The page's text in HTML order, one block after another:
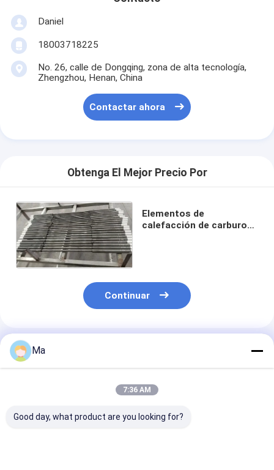
Daniel
18003718225
No. 26, calle de Dongqing, zona de alta tecnología,
Zhengzhou, Henan, China
Contactar ahora
Obtenga El Mejor Precio Por
Elementos de
calefacción de carburo
Continuar
Productos Recomendados
Ma
7:36 AM
Good day, what product are you looking for?